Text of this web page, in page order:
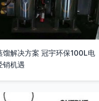
馏解决方案 冠宇环保100L电
销机遇